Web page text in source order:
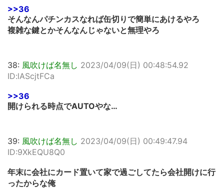
>>36
そんなんパチンカスなれば缶切りで簡単にあけるやろ
複雑な鍵とかそんなんじゃないと無理やろ
38: 風吹けば名無し 2023/04/09(日) 00:48:54.92
ID:lAScjtFCa
>>36
開けられる時点でAUTOやな…
39: 風吹けば名無し 2023/04/09(日) 00:49:47.94
ID:9XkEQU8Q0
年末に会社にカード置いて家で過ごしてたら会社開けに行
ったからな俺